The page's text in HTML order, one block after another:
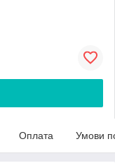
Оплата Умови